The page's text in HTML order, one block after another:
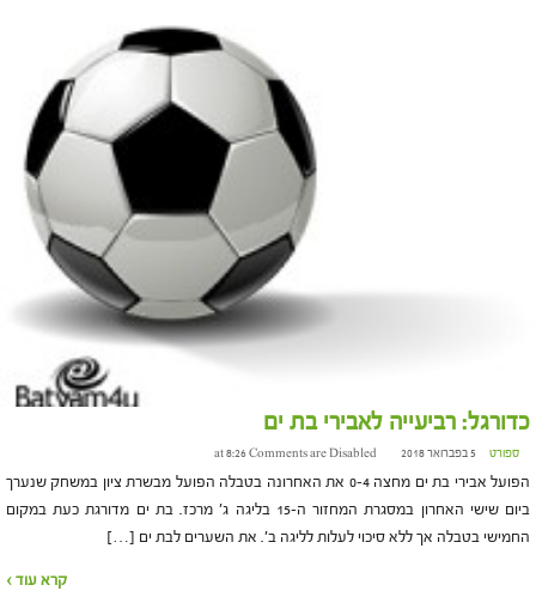
כדורגל: רביעייה לאבירי בת ים
ספורט 5 בפברואר 2018 at 8:26 Comments are Disabled
הפועל אבירי בת ים מחצה 0-4 את האחרונה בטבלה הפועל מבשרת ציון במשחק שנערך
ביום שישי האחרון במסגרת המחזור ה-15 בליגה ג' מרכז. בת ים מדורגת כעת במקום
החמישי בטבלה אך ללא סיכוי לעלות לליגה ב'. את השערים לבת ים […]
קרא עוד ›